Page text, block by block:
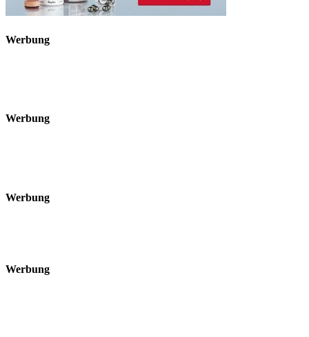
Werbung
Werbung
Werbung
Werbung